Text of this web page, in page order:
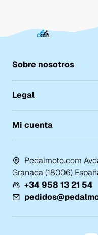
Sobre nosotros
Legal
Mi cuenta
Pedalmoto.com
Granada (18006)
+34 958 13 21 54